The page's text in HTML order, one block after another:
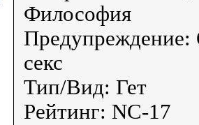
Философия
Предупреждение:
секс
Тип/Вид: Гет
Рейтинг: NC-17